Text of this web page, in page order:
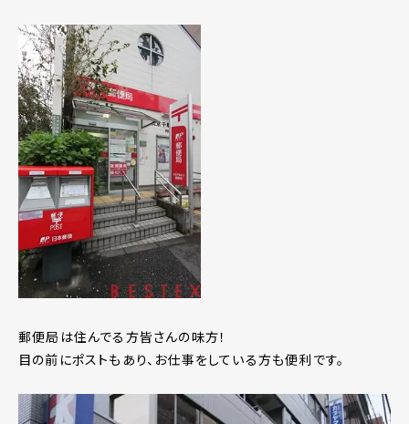
郵便局は住んでる方皆さんの味方！
目の前にポストもあり、お仕事をしている方も便利です。